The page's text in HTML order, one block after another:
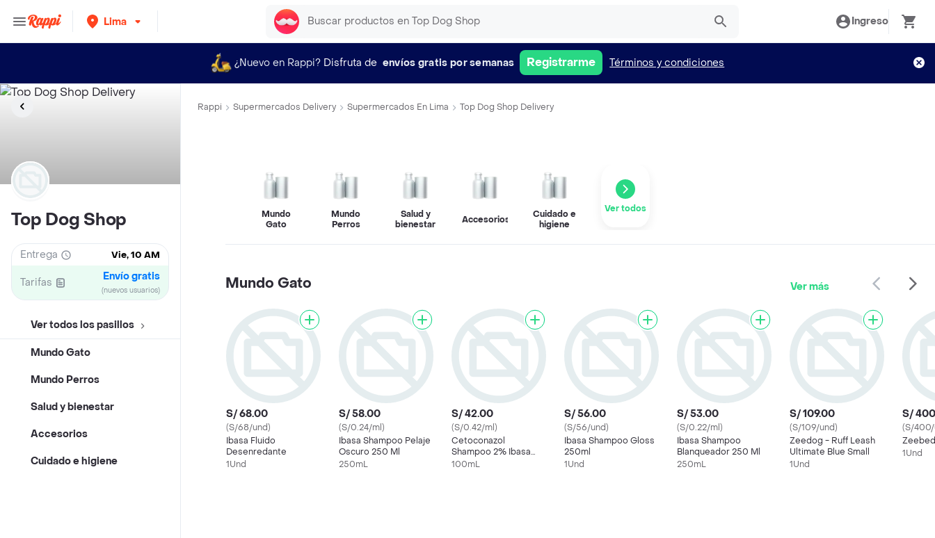
Lima Ingreso
¿Nuevo en Rappi? Disfruta de envíos gratis por semanas Registrarme Términos y condiciones
Top Dog Shop
Entrega Vie, 10 AM
Tarifas Envío gratis
(nuevos usuarios)
Ver todos los pasillos
Mundo Gato
Mundo Perros
Salud y bienestar
Accesorios
Cuidado e higiene
Rappi Supermercados Delivery Supermercados En Lima Top Dog Shop Delivery
Mundo
Gato
Mundo
Perros
Salud y
bienestar
Accesorios
Cuidado e
higiene
Ver todos
Mundo Gato Ver más
S/ 68.00
(S/68/und)
Ibasa Fluido
Desenredante
1Und
S/ 58.00
(S/0.24/ml)
Ibasa Shampoo Pelaje
Oscuro 250 Ml
250mL
S/ 42.00
(S/0.42/ml)
Cetoconazol
Shampoo 2% Ibasa
100 Ml
100mL
S/ 56.00
(S/56/und)
Ibasa Shampoo Gloss
250ml
1Und
S/ 53.00
(S/0.22/ml)
Ibasa Shampoo
Blanqueador 250 Ml
250mL
S/ 109.00
(S/109/und)
Zeedog - Ruff Leash
Ultimate Blue Small
1Und
S/
(S/
1Und